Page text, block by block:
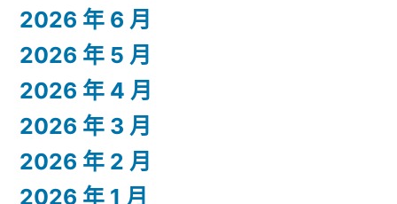
2026 年 6 月
2026 年 5 月
2026 年 4 月
2026 年 3 月
2026 年 2 月
2026 年 1 月